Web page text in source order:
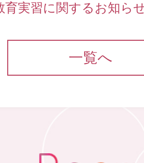
育実習に関するお知ら
一覧へ